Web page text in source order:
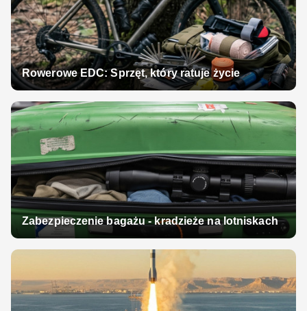
Rowerowe EDC: Sprzęt, który ratuje życie
Zabezpieczenie bagażu - kradzieże na lotniskach